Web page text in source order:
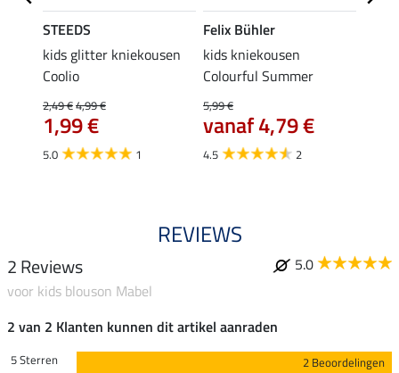
STEEDS
kids glitter kniekousen
Coolio
2,49 €4,99 €
1,99 €
5.0 1
Felix Bühler
kids kniekousen
Colourful Summer
5,99 €
vanaf 4,79 €
4.5 2
REVIEWS
2 Reviews
5.0
voor kids blouson Mabel
2 van 2 Klanten kunnen dit artikel aanraden
5 Sterren
2 Beoordelingen